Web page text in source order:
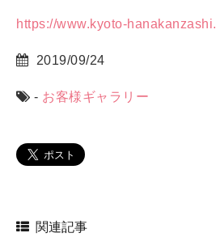
https://www.kyoto-hanakanzashi.
2019/09/24
- お客様ギャラリー
関連記事